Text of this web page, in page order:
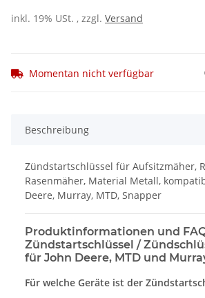
inkl. 19% USt. , zzgl. Versand
Momentan nicht verfügbar
Beschreibung
Zündstartschlüssel für Aufsitzmäher,
Rasenmäher, Material Metall,
Deere, Murray, MTD, Snapper
Produktinformationen und
Zündstartschlüssel /
für John Deere, MTD und
Für welche Geräte ist der